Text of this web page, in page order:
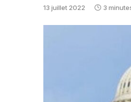
13 juillet 2022 3